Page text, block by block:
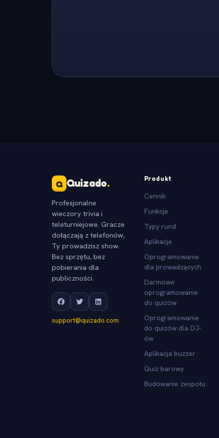
Q Quizado.
Profesjonalne
wieczory trivia i
teleturniejowe. Gracze
dołączają z telefonów,
Ty prowadzisz show.
Bez sprzętu, bez
pobierania dla
publiczności.
support@quizado.com
Produkt
Cennik
Funkcje
Typy rund
Aplikacje
Oprogramowanie
dla prowadzących
Darmowe
oprogramowanie
do quizów
Oprogramowanie
do quizów dla DJ-
ów
Aplikacja buzzer
Quiz barowy
Budowanie zespołu